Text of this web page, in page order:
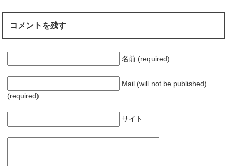
コメントを残す
名前 (required)
Mail (will not be published)
(required)
サイト